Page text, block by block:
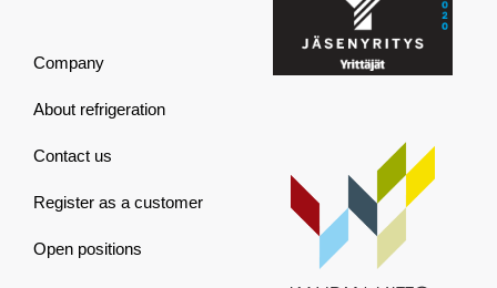
Company
About refrigeration
Contact us
Register as a customer
Open positions